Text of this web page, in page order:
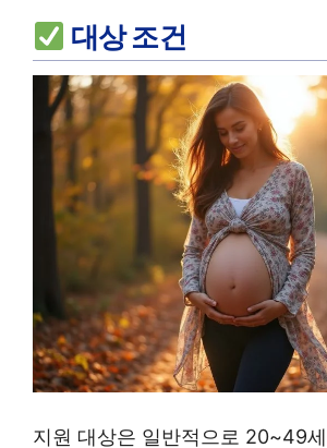
대상 조건
지원 대상은 일반적으로 20~49